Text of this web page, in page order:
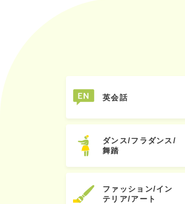
英会話
ダンス/フラダンス/
舞踏
ファッション/イン
テリア/アート